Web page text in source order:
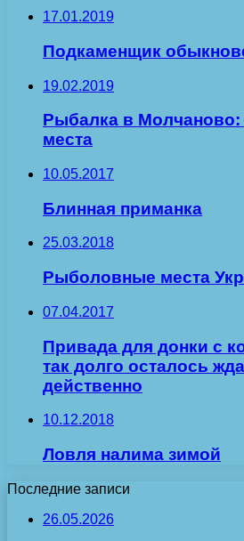
17.01.2019
Подкаменщик
19.02.2019
Рыбалка в Молчаново:
места
10.05.2017
Блинная приманка
25.03.2018
Рыболовные места
07.04.2017
Привада для донки с
так долго осталось
действенно
10.12.2018
Ловля налима зимой
Последние записи
26.05.2026